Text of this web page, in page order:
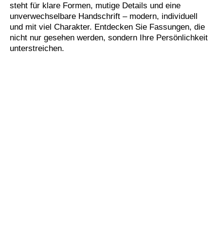
steht für klare Formen, mutige Details und eine
unverwechselbare Handschrift – modern, individuell
und mit viel Charakter. Entdecken Sie Fassungen, die
nicht nur gesehen werden, sondern Ihre Persönlichkeit
unterstreichen.